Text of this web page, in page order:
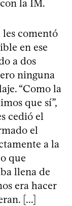
la IM.
comentó
en ese
a dos
ninguna
“Como la
que sí”,
cedió el
el
a la
que
llena de
era hacer
[...]